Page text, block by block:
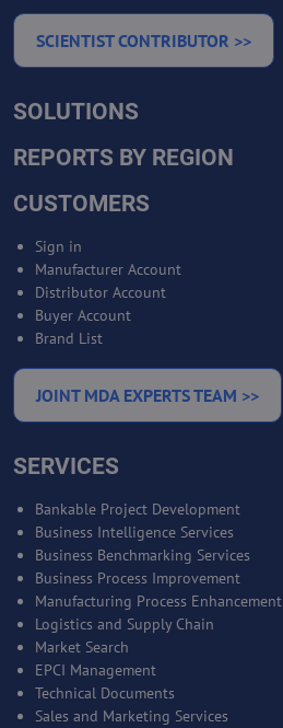
SCIENTIST CONTRIBUTOR >>
SOLUTIONS
REPORTS BY REGION
CUSTOMERS
Sign in
Manufacturer Account
Distributor Account
Buyer Account
Brand List
JOINT MDA EXPERTS TEAM >>
SERVICES
Bankable Project Development
Business Intelligence Services
Business Benchmarking Services
Business Process Improvement
Manufacturing Process Enhancement
Logistics and Supply Chain
Market Search
EPCI Management
Technical Documents
Sales and Marketing Services